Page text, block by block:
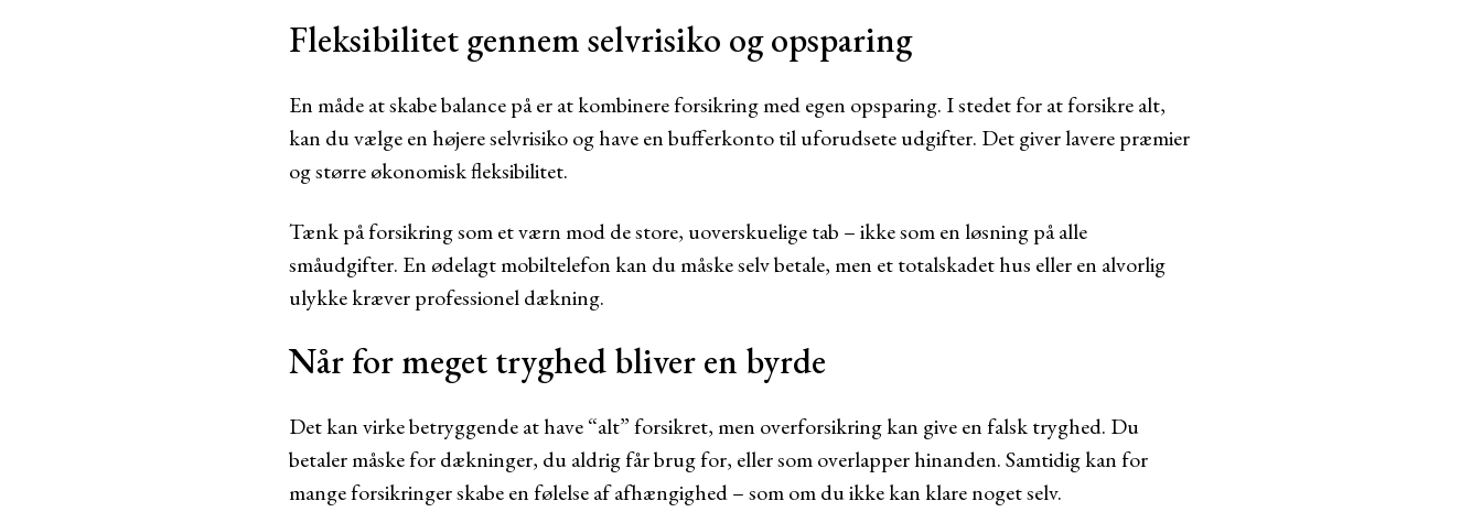
Fleksibilitet gennem selvrisiko og opsparing
En måde at skabe balance på er at kombinere forsikring med egen opsparing. I stedet for at forsikre alt,
kan du vælge en højere selvrisiko og have en bufferkonto til uforudsete udgifter. Det giver lavere præmier
og større økonomisk fleksibilitet.
Tænk på forsikring som et værn mod de store, uoverskuelige tab – ikke som en løsning på alle
småudgifter. En ødelagt mobiltelefon kan du måske selv betale, men et totalskadet hus eller en alvorlig
ulykke kræver professionel dækning.
Når for meget tryghed bliver en byrde
Det kan virke betryggende at have “alt” forsikret, men overforsikring kan give en falsk tryghed. Du
betaler måske for dækninger, du aldrig får brug for, eller som overlapper hinanden. Samtidig kan for
mange forsikringer skabe en følelse af afhængighed – som om du ikke kan klare noget selv.